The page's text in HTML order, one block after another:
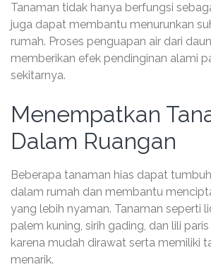
Tanaman tidak hanya berfungsi
juga dapat membantu menurunkan
rumah. Proses penguapan air dari
memberikan efek pendinginan alami
sekitarnya.
Menempatkan
Dalam Ruangan
Beberapa tanaman hias dapat
dalam rumah dan membantu
yang lebih nyaman. Tanaman seperti
palem kuning, sirih gading, dan lili
karena mudah dirawat serta memiliki
menarik.